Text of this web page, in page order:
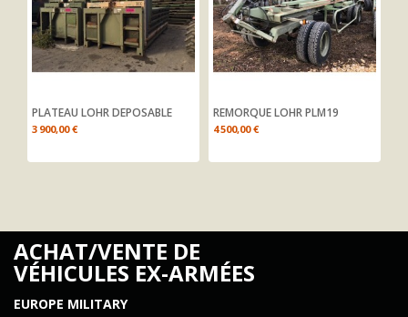
PLATEAU LOHR DEPOSABLE
3 900,00 €
REMORQUE LOHR PLM19
4 500,00 €
ACHAT/VENTE DE
VÉHICULES EX-ARMÉES
EUROPE MILITARY